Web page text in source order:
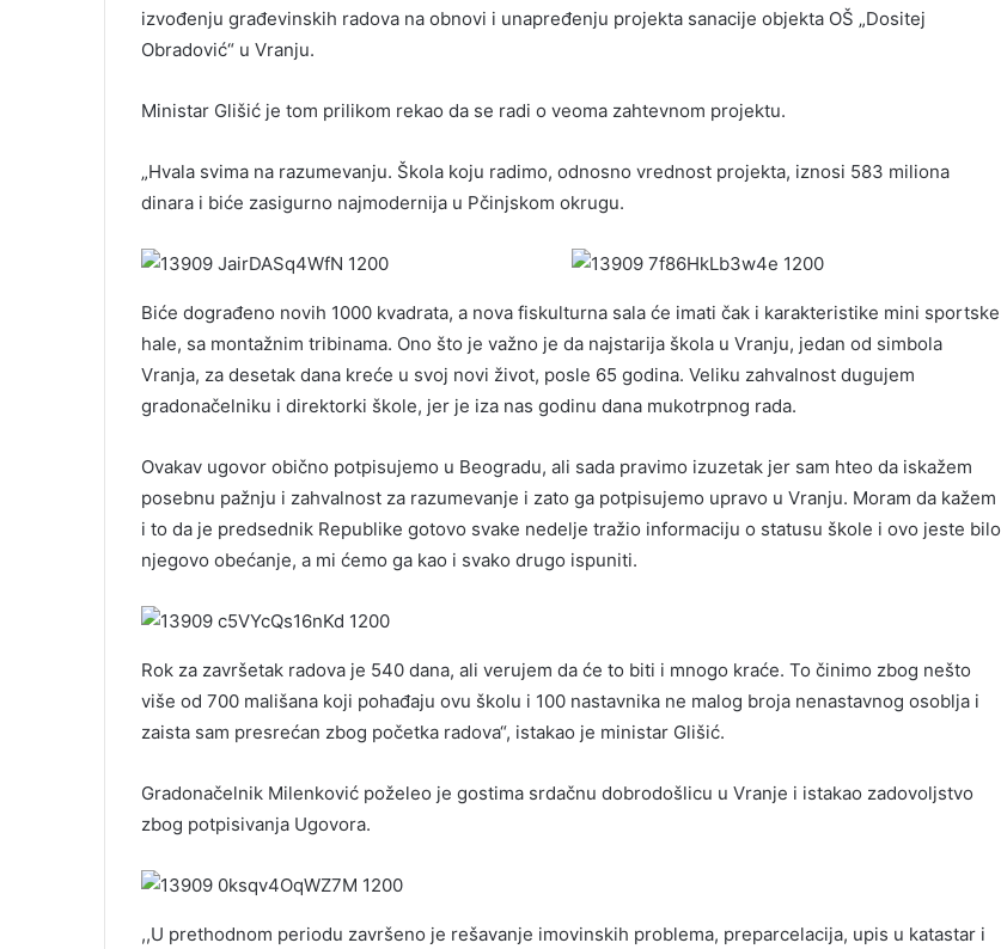
izvođenju građevinskih radova na obnovi i unapređenju projekta sanacije objekta OŠ „Dositej
Obradović“ u Vranju.
Ministar Glišić je tom prilikom rekao da se radi o veoma zahtevnom projektu.
„Hvala svima na razumevanju. Škola koju radimo, odnosno vrednost projekta, iznosi 583 miliona
dinara i biće zasigurno najmodernija u Pčinjskom okrugu.
Biće dograđeno novih 1000 kvadrata, a nova fiskulturna sala će imati čak i karakteristike mini sportske
hale, sa montažnim tribinama. Ono što je važno je da najstarija škola u Vranju, jedan od simbola
Vranja, za desetak dana kreće u svoj novi život, posle 65 godina. Veliku zahvalnost dugujem
gradonačelniku i direktorki škole, jer je iza nas godinu dana mukotrpnog rada.
Ovakav ugovor obično potpisujemo u Beogradu, ali sada pravimo izuzetak jer sam hteo da iskažem
posebnu pažnju i zahvalnost za razumevanje i zato ga potpisujemo upravo u Vranju. Moram da kažem
i to da je predsednik Republike gotovo svake nedelje tražio informaciju o statusu škole i ovo jeste bilo
njegovo obećanje, a mi ćemo ga kao i svako drugo ispuniti.
Rok za završetak radova je 540 dana, ali verujem da će to biti i mnogo kraće. To činimo zbog nešto
više od 700 mališana koji pohađaju ovu školu i 100 nastavnika ne malog broja nenastavnog osoblja i
zaista sam presrećan zbog početka radova“, istakao je ministar Glišić.
Gradonačelnik Milenković poželeo je gostima srdačnu dobrodošlicu u Vranje i istakao zadovoljstvo
zbog potpisivanja Ugovora.
,,U prethodnom periodu završeno je rešavanje imovinskih problema, preparcelacija, upis u katastar i